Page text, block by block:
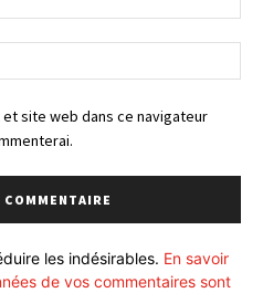
:*
:
site web dans ce navigateur
les indésirables. En savoir
de vos commentaires sont